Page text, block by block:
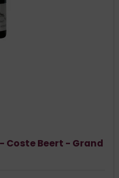
Coste Beert - Grand